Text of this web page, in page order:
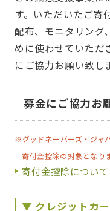
す。いただいたご寄
配布、モニタリング
めに使わせていただ
にご協力お願い致し
募金にご協力お
※グッドネーバーズ・ジャ
寄付金控除の対象となり
寄付金控除について
▼ クレジットカ